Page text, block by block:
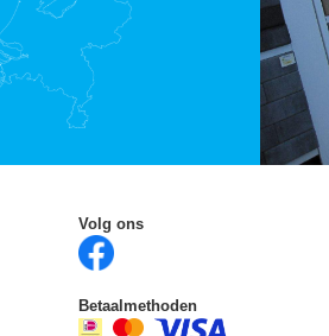
Volg ons
Betaalmethoden